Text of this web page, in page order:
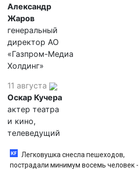
Александр
Жаров
генеральный
директор АО
«Газпром-Медиа
Холдинг»
11 августа
Оскар Кучера
актер театра
и кино,
телеведущий
Легковушка снесла пешеходов,
пострадали минимум восемь человек -